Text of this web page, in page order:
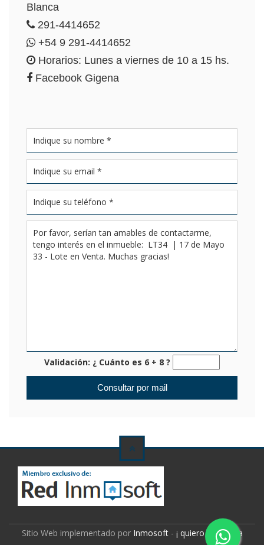
Blanca
291-4414652
+54 9 291-4414652
Horarios: Lunes a viernes de 10 a 15 hs.
Facebook Gigena
Validación: ¿ Cuánto es 6 + 8 ?
Sitio Web implementado por Inmosoft- ¡ quiero mi propia